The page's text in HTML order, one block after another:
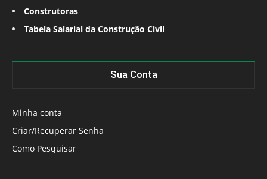
Construtoras
Tabela Salarial da Construção Civil
Sua Conta
Minha conta
Criar/Recuperar Senha
Como Pesquisar